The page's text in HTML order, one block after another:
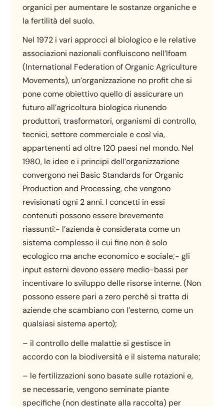
organici per aumentare le sostanze organiche e
la fertilità del suolo.
Nel 1972 i vari approcci al biologico e le relative
associazioni nazionali confluiscono nell’Ifoam
(International Federation of Organic Agriculture
Movements), un’organizzazione no profit che si
pone come obiettivo quello di assicurare un
futuro all’agricoltura biologica riunendo
produttori, trasformatori, organismi di controllo,
tecnici, settore commerciale e così via,
appartenenti ad oltre 120 paesi nel mondo. Nel
1980, le idee e i principi dell’organizzazione
convergono nei Basic Standards for Organic
Production and Processing, che vengono
revisionati ogni 2 anni. I concetti in essi
contenuti possono essere brevemente
riassunti:- l’azienda è considerata come un
sistema complesso il cui fine non è solo
ecologico ma anche economico e sociale;- gli
input esterni devono essere medio-bassi per
incentivare lo sviluppo delle risorse interne. (Non
possono essere pari a zero perché si tratta di
aziende che scambiano con l’esterno, come un
qualsiasi sistema aperto);
– il controllo delle malattie si gestisce in
accordo con la biodiversità e il sistema naturale;
– le fertilizzazioni sono basate sulle rotazioni e,
se necessarie, vengono seminate piante
specifiche (non destinate alla raccolta) per